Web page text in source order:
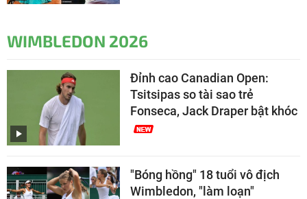
WIMBLEDON 2026
Đỉnh cao Canadian Open:
Tsitsipas so tài sao trẻ
Fonseca, Jack Draper bật khóc
"Bóng hồng" 18 tuổi vô địch
Wimbledon, "làm loạn"